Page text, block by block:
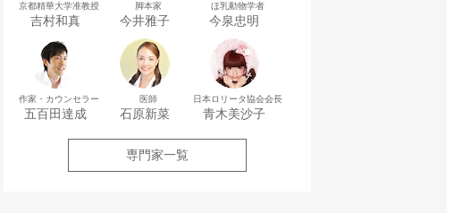
京都精華大学准教授
吉村和真
脚本家
今井雅子
ほ乳動物学者
今泉忠明
作家・カウンセラー
五百田達成
医師
石原新菜
日本ロリータ協会会長
青木美沙子
専門家一覧